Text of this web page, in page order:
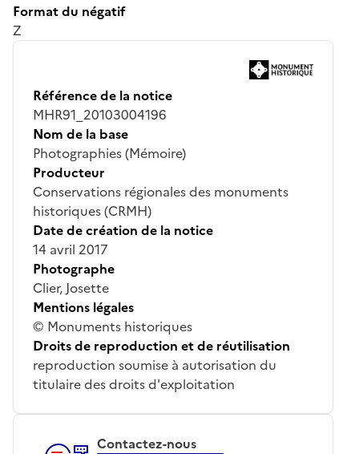
Format du négatif
Z
Référence de la notice
MHR91_20103004196
Nom de la base
Photographies (Mémoire)
Producteur
Conservations régionales des monuments
historiques (CRMH)
Date de création de la notice
14 avril 2017
Photographe
Clier, Josette
Mentions légales
© Monuments historiques
Droits de reproduction et de réutilisation
reproduction soumise à autorisation du
titulaire des droits d'exploitation
Contactez-nous